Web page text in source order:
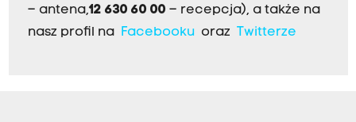
– antena,12 630 60 00 – recepcja), a także na
nasz profil na Facebookuoraz Twitterze